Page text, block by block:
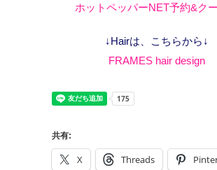
ホットペッパーNET予約&ク
↓Hairは、こちらから↓
FRAMES hair design
共有:
X Threads